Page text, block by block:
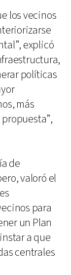
los vecinos
explicó
políticas
más
de
valoró el
para
un Plan
a que
centrales